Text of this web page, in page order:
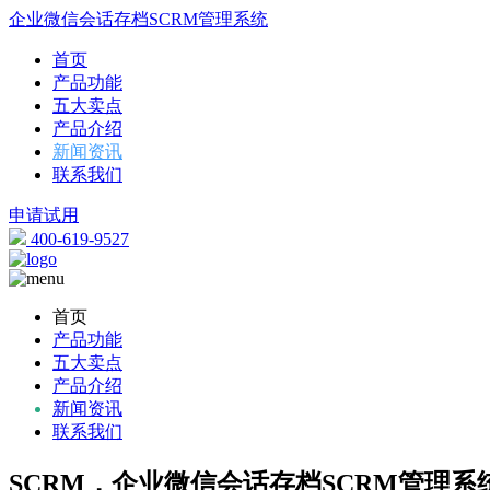
企业微信会话存档SCRM管理系统
首页
产品功能
五大卖点
产品介绍
新闻资讯
联系我们
申请试用
400-619-9527
首页
产品功能
五大卖点
产品介绍
新闻资讯
联系我们
SCRM，企业微信会话存档SCRM管理系